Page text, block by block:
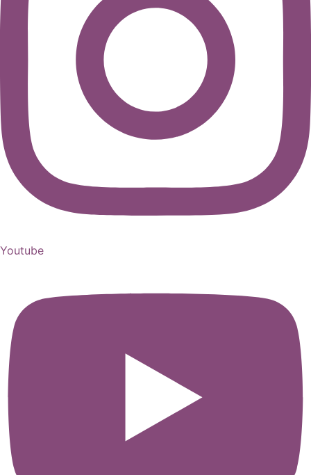
Youtube